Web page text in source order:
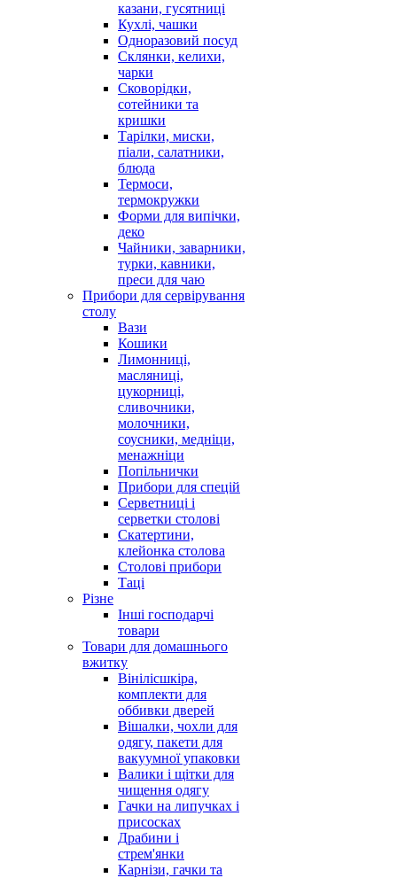
казани, гусятниці
Кухлі, чашки
Одноразовий посуд
Склянки, келихи,
чарки
Сковорідки,
сотейники та
кришки
Тарілки, миски,
піали, салатники,
блюда
Термоси,
термокружки
Форми для випічки,
деко
Чайники, заварники,
турки, кавники,
преси для чаю
Прибори для сервірування
столу
Вази
Кошики
Лимонниці,
масляниці,
цукорниці,
сливочники,
молочники,
соусники, медніци,
менажніци
Попільнички
Прибори для спецій
Серветниці і
серветки столові
Скатертини,
клейонка столова
Столові прибори
Таці
Різне
Інші господарчі
товари
Товари для домашнього
вжитку
Вінілісшкіра,
комплекти для
оббивки дверей
Вішалки, чохли для
одягу, пакети для
вакуумної упаковки
Валики і щітки для
чищення одягу
Гачки на липучках і
присосках
Драбини і
стрем'янки
Карнізи, гачки та